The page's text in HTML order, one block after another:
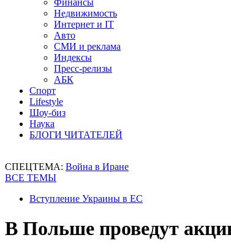
Финансы
Недвижимость
Интернет и IT
Авто
СМИ и реклама
Индексы
Пресс-релизы
АБК
Спорт
Lifestyle
Шоу-биз
Наука
БЛОГИ ЧИТАТЕЛЕЙ
СПЕЦТЕМА: Война в Иране
ВСЕ ТЕМЫ
Вступление Украины в ЕС
В Польше проведут